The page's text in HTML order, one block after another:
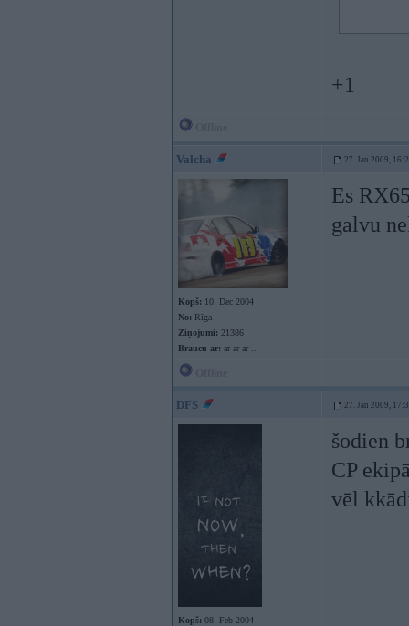
+1
Valcha 27. Jan 2009,
Kopš: 10. Dec 2004
No: Rīga
Ziņojumi: 21386
Braucu ar: ar ar ar ..
Es
galvu
DFS 27. Jan 2009,
Kopš: 08. Feb 2004
šodien
CP
vēl